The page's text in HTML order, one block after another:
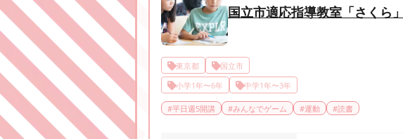
国立市適応指導教室「さくら」
東京都
国立市
小学1年〜6年
中学1年〜3年
#平日週5開講 #みんなでゲーム #運動 #読書